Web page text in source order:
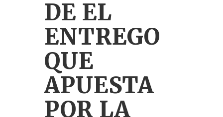
DE EL
ENTREGO
QUE
APUESTA
POR LA